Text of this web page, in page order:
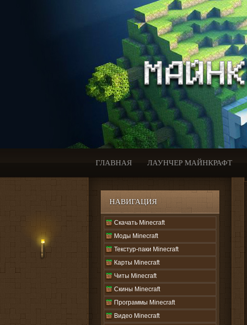
ГЛАВНАЯ ЛАУНЧЕР МАЙНКРАФТ
НАВИГАЦИЯ
Скачать Minecraft
Моды Minecraft
Текстур-паки Minecraft
Карты Minecraft
Читы Minecraft
Скины Minecraft
Программы Minecraft
Видео Minecraft